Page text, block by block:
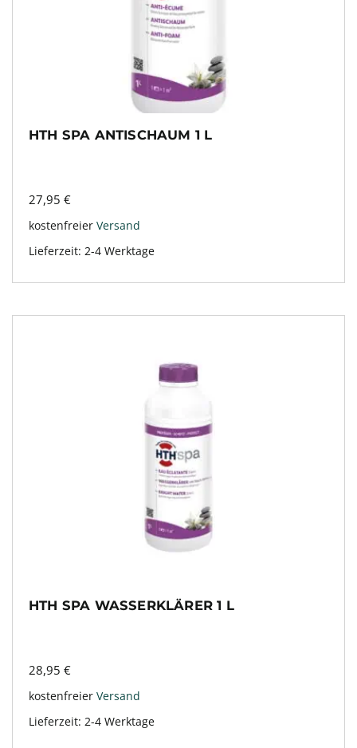
HTH SPA ANTISCHAUM 1 L
27,95 €
kostenfreier Versand
Lieferzeit: 2-4 Werktage
HTH SPA WASSERKLÄRER 1 L
28,95 €
kostenfreier Versand
Lieferzeit: 2-4 Werktage